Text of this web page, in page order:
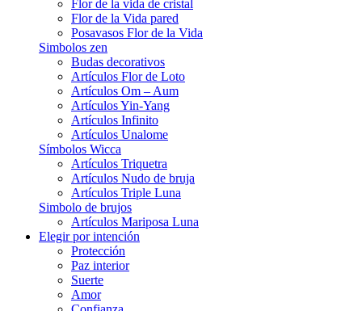
Flor de la vida de cristal
Flor de la Vida pared
Posavasos Flor de la Vida
Simbolos zen
Budas decorativos
Artículos Flor de Loto
Artículos Om – Aum
Artículos Yin-Yang
Artículos Infinito
Artículos Unalome
Símbolos Wicca
Artículos Triquetra
Artículos Nudo de bruja
Artículos Triple Luna
Simbolo de brujos
Artículos Mariposa Luna
Elegir por intención
Protección
Paz interior
Suerte
Amor